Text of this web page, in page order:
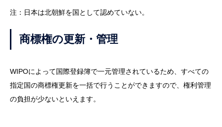
注：日本は北朝鮮を国として認めていない。
商標権の更新・管理
WIPOによって国際登録簿で一元管理されているため、すべての
指定国の商標権更新を一括で行うことができますので、権利管理
の負担が少ないといえます。